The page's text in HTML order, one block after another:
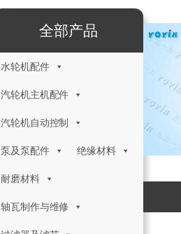
全部产品
水轮机配件
汽轮机主机配件
汽轮机自动控制
泵及泵配件 绝缘材料
耐磨材料
轴瓦制作与维修